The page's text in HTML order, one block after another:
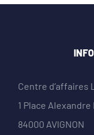
Centre d’affaires
1 Place Alexandre
84000 AVIGNON